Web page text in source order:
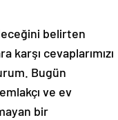
belirten
karşı cevaplarımızı
Bugün
ve ev
bir